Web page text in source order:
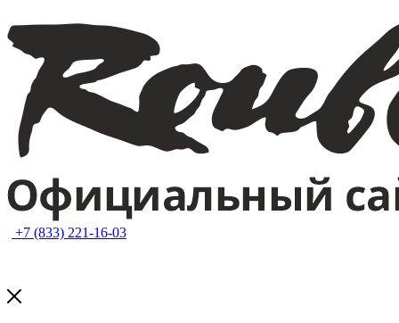
+7 (833) 221-16-03